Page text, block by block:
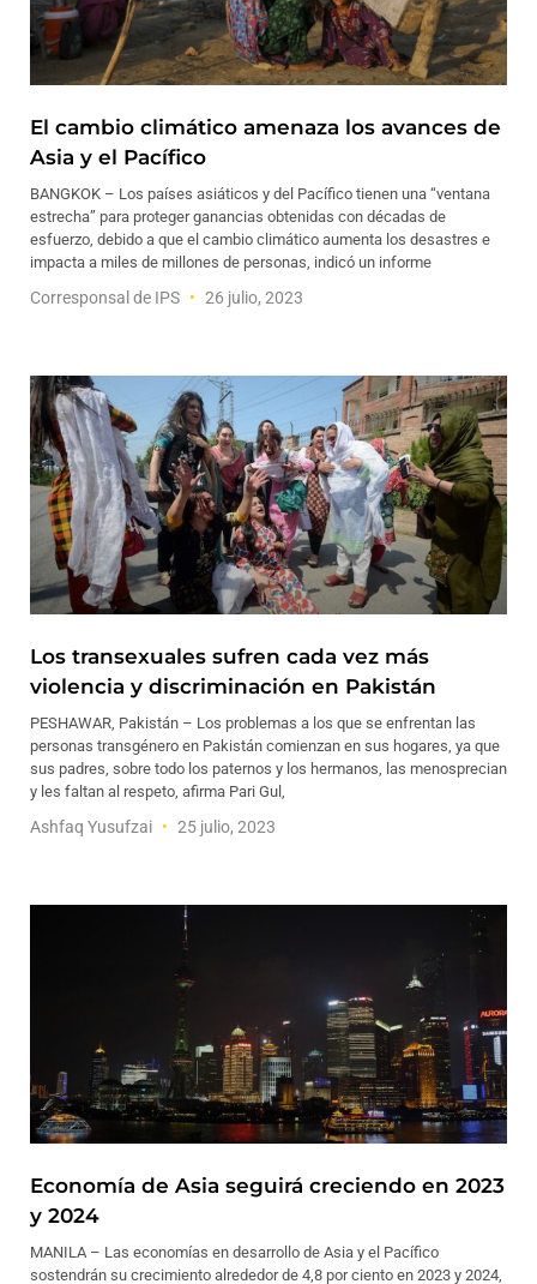
El cambio climático amenaza los avances de
Asia y el Pacífico
BANGKOK – Los países asiáticos y del Pacífico tienen una “ventana
estrecha” para proteger ganancias obtenidas con décadas de
esfuerzo, debido a que el cambio climático aumenta los desastres e
impacta a miles de millones de personas, indicó un informe
Corresponsal de IPS 26 julio, 2023
Los transexuales sufren cada vez más
violencia y discriminación en Pakistán
PESHAWAR, Pakistán – Los problemas a los que se enfrentan las
personas transgénero en Pakistán comienzan en sus hogares, ya que
sus padres, sobre todo los paternos y los hermanos, las menosprecian
y les faltan al respeto, afirma Pari Gul,
Ashfaq Yusufzai 25 julio, 2023
Economía de Asia seguirá creciendo en 2023
y 2024
MANILA – Las economías en desarrollo de Asia y el Pacífico
sostendrán su crecimiento alrededor de 4,8 por ciento en 2023 y 2024,